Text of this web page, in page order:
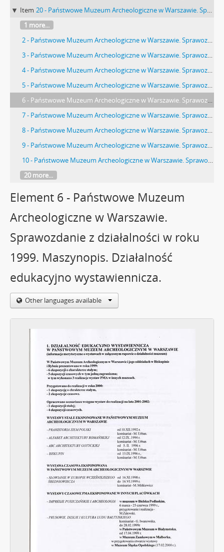
Item 20 - Państwowe Muzeum Archeologiczne w Warszawie. Sprawozdanie z działalności w roku 1999
1 more...
2 - Państwowe Muzeum Archeologiczne w Warszawie. Sprawozdanie z działalności w roku 1999. Maszynopis. Wstęp.
3 - Państwowe Muzeum Archeologiczne w Warszawie. Sprawozdanie z działalności w roku 1999. Maszynopis. Sprawozdanie z dzaiłalności indywidualnej Dyrektora Jana Jaskanisa.
4 - Państwowe Muzeum Archeologiczne w Warszawie. Sprawozdanie z działalności w roku 1999. Maszynopis. Sprawozdanie z dzaiłalności indywidualnej Dyrektora Jana Jaskanisa. CD.
5 - Państwowe Muzeum Archeologiczne w Warszawie. Sprawozdanie z działalności w roku 1999. Maszynopis. Uwagi do sprawozdania rozcznedo PMA za 1999 rok.
6 - Państwowe Muzeum Archeologiczne w Warszawie. Sprawozdanie z działalności w roku 1999. Maszynopis. Działalność edukacyjno wystawiennicza.
7 - Państwowe Muzeum Archeologiczne w Warszawie. Sprawozdanie z działalności w roku 1999. Maszynopis. Działalność edukacyjno wystawiennicza. Cd.
8 - Państwowe Muzeum Archeologiczne w Warszawie. Sprawozdanie z działalności w roku 1999. Maszynopis. Dorobek naukowy pracowników PMA. Zbiory pozyskane w roku sprawozdawczym.
9 - Państwowe Muzeum Archeologiczne w Warszawie. Sprawozdanie z działalności w roku 1999. Maszynopis. Nabytki. Wypożyczenia.
10 - Państwowe Muzeum Archeologiczne w Warszawie. Sprawozdanie z działalności w roku 1999. Maszynopis. Inwentaryzacja zbiorów. Konserwacja. Dokumentacja naukowa i fotograficzna.
20 more...
Element 6 - Państwowe Muzeum
Archeologiczne w Warszawie.
Sprawozdanie z działalności w roku
1999. Maszynopis. Działalność
edukacyjno wystawiennicza.
Other languages available